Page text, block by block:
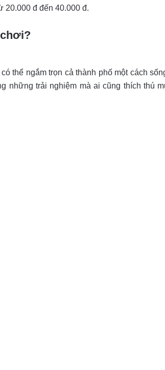
đ đến 40.000 đ.
thể ngắm trọn cả thành phố một cách
những trải nghiệm mà ai cũng thích thú